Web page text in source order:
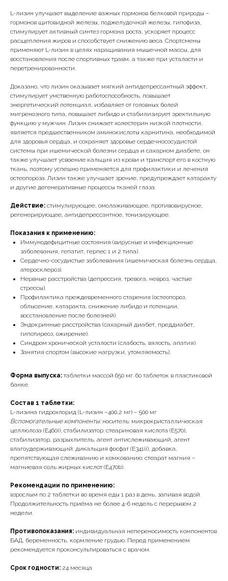
L-лизин улучшает выделение важных гормонов белковой природы –
гормонов щитовидной железы, поджелудочной железы, гипофиза,
стимулирует активный синтез гормона роста, ускоряет процесс
расщепления жиров и способствует снижению веса. Спортсмены
применяют L-лизин в целях наращивания мышечной массы, для
восстановления после спортивных травм, а также при усталости и
перетренированности.
Доказано, что лизин оказывает мягкий антидепрессантный эффект,
стимулирует умственную работоспособность, повышает
энергетический потенциал, избавляет от головных болей
мигренозного типа, повышает либидо и стабилизирует эректильную
функцию у мужчин. Лизин снижает холестерин низкой плотности,
является предшественником аминокислоты карнитина, необходимой
для здоровья сердца, и сохраняет здоровье сердечнососудистой
системы при ишемической болезни сердца и сахарном диабете, он
также улучшает усвоение кальция из крови и транспорт его в костную
ткань, поэтому успешно применяется для профилактики и лечения
остеопороза. Лизин также улучшает зрение, предупреждает катаракту
и другие дегенеративные процессы тканей глаза.
Действие: стимулирующее, омолаживающее, противовирусное,
регенерирующее, антидепрессантное, тонизирующее.
Показания к применению:
Иммунодефицитные состояния (вирусные и инфекционные
заболевания, гепатит, герпес 1 и 2 типа).
Сердечно-сосудистые заболевания (ишемическая болезнь сердца,
атеросклероз).
Нервные расстройства (депрессия, тревога, невроз, частые
стрессы).
Профилактика преждевременного старения (остеопороз,
облысение, катаракта, снижение либидо и потенции,
восстановление после болезней).
Эндокринные расстройства (сахарный диабет, преддиабет,
гипотиреоз, ожирение).
Синдром хронической усталости (слабость, вялость, апатия).
Занятия спортом (высокие нагрузки, утомляемость).
Форма выпуска: таблетки массой 650 мг. 60 таблеток в пластиковой
банке.
Состав 1 таблетки:
L-лизина гидрохлорид (L-лизин –400,2 мг) – 500 мг
Вспомогательные компоненты: носитель: микрокристаллическая
целлюлоза (Е460i), стабилизатор: стеариновая кислота (Е570),
стабилизатор, разрыхлитель, агент антислеживающий, агент
влагоудерживающий: дикальция фосфат (Е341ii), добавка,
препятствующая слеживанию и комкованию: стеарат магния –
магниевая соль жирных кислот (Е470b).
Рекомендации по применению:
взрослым по 2 таблетки во время еды 1 раз в день, запивая водой.
Продолжительность приёма не более 4-6 недель с перерывом 2
недели.
Противопоказания: индивидуальная непереносимость компонентов
БАД, беременность, кормление грудью. Перед применением
рекомендуется проконсультироваться с врачом.
Срок годности: 24 месяца